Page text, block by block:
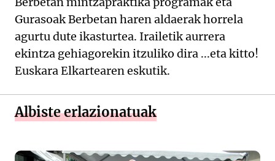
Gurasoak Berbetan haren aldaerak horrela
agurtu dute ikasturtea. Irailetik aurrera
ekintza gehiagorekin itzuliko dira ...eta kitto!
Euskara Elkartearen eskutik.
Albiste erlazionatuak